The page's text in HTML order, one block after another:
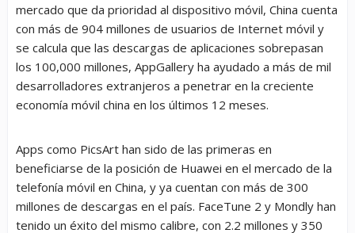
mercado que da prioridad al dispositivo móvil, China cuenta
con más de 904 millones de usuarios de Internet móvil y
se calcula que las descargas de aplicaciones sobrepasan
los 100,000 millones, AppGallery ha ayudado a más de mil
desarrolladores extranjeros a penetrar en la creciente
economía móvil china en los últimos 12 meses.
Apps como PicsArt han sido de las primeras en
beneficiarse de la posición de Huawei en el mercado de la
telefonía móvil en China, y ya cuentan con más de 300
millones de descargas en el país. FaceTune 2 y Mondly han
tenido un éxito del mismo calibre, con 2.2 millones y 350